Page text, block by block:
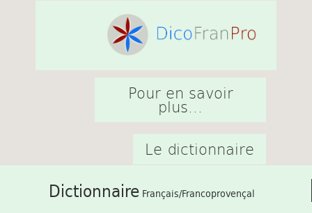
Pour en savoir
plus...
Le dictionnaire
Dictionnaire Français/Francoprovençal